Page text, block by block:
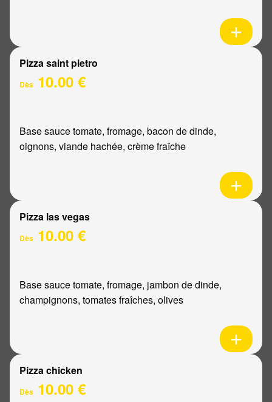
Pizza saint pietro
Dès 10.00 €
Base sauce tomate, fromage, bacon de dinde,
oignons, viande hachée, crème fraîche
Pizza las vegas
Dès 10.00 €
Base sauce tomate, fromage, jambon de dinde,
champignons, tomates fraîches, olives
Pizza chicken
Dès 10.00 €